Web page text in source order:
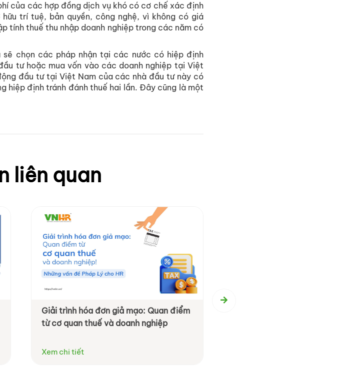
của các hợp đồng dịch vụ khó có cơ chế xác định
trí tuệ, bản quyền, công nghệ, vì không có giá
tính thuế thu nhập doanh nghiệp trong các năm có
chọn các pháp nhận tại các nước có hiệp định
tư hoặc mua vốn vào các doanh nghiệp tại Việt
đầu tư tại Việt Nam của các nhà đầu tư này có
hiệp định tránh đánh thuế hai lần. Đây cũng là một
liên quan
Giải trình hóa đơn giả mạo: Quan điểm
từ cơ quan thuế và doanh nghiệp
Xem chi tiết